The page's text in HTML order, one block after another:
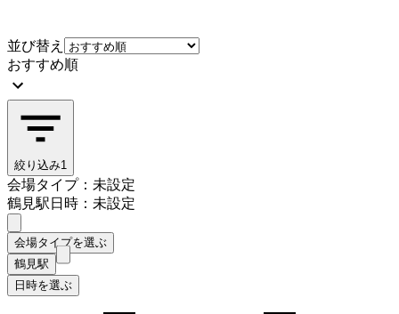
並び替え
おすすめ順
絞り込み1
会場タイプ：未設定
鶴見駅日時：未設定
会場タイプを選ぶ
鶴見駅
日時を選ぶ